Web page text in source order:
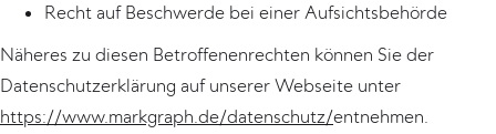
Recht auf Beschwerde bei einer Aufsichtsbehörde
Näheres zu diesen Betroffenenrechten können Sie der
Datenschutzerklärung auf unserer Webseite unter
https://www.markgraph.de/datenschutz/entnehmen.